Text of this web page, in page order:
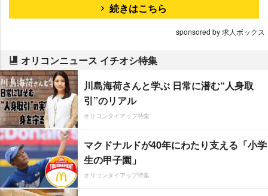
続きはこちら
sponsored by 求人ボックス
オリコンニュース イチオシ特集
川島海荷さんと学ぶ 日常に潜む“人身取
引”のリアル
オリコンタイアップ特集
マクドナルドが40年にわたり支える「小学
生の甲子園」
オリコンタイアップ特集